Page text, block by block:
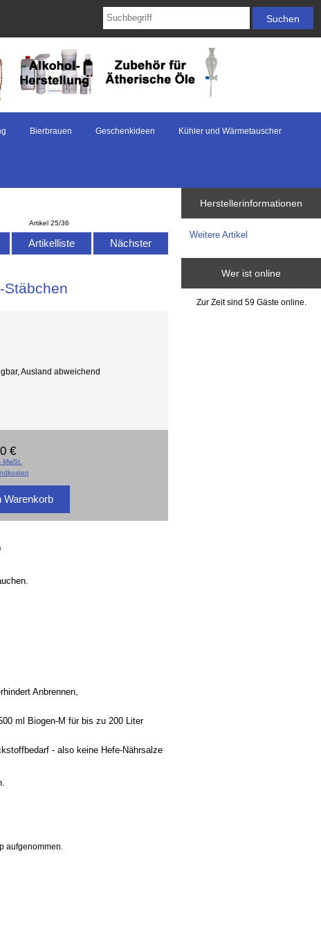
Bierbrauen Geschenkideen Kühler und Wärmetauscher
Artikel 25/36
Artikelliste Nächster
Stäbchen
Ausland abweichend
€
MwSt.
Anbrennen,
ml Biogen-M für bis zu 200 Liter
- also keine Hefe-Nährsalze
aufgenommen.
Herstellerinformationen
Weitere Artikel
Wer ist online
Zur Zeit sind 59 Gäste online.